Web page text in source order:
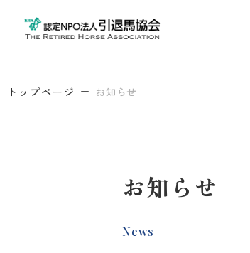
トップページ お知らせ
お知らせ
News